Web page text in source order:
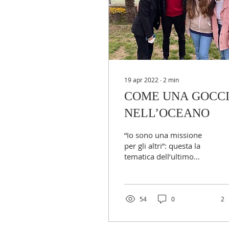
19 apr 2022 ∙ 2 min
COME UNA
NELL’OCEANO
“Io sono una missione
per gli altri”: questa la
tematica dell’ultimo
54 0 2